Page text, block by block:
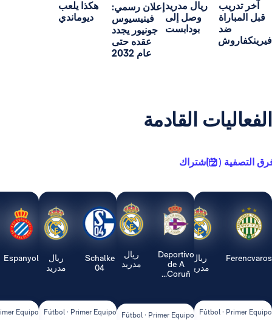
ريال مدريد
وصل إلى
بودابست
إعلان رسمي:
فينيسيوس
جونيور يجدد
هكذا يلعب
ديوماندي
القادمة
) اشتراك
ريال
Fútbol
Deportivo
de A
ريال
مدريد
Fútbol · Primer Equipo
Schalke
04
ريال
مدريد
Fútbol · Primer Equipo
Espanyol
ريال
Fútbol · Primer Equipo